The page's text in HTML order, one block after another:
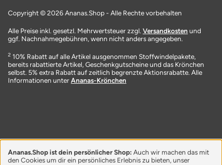
Copyright © 2026 Ananas.Shop - Alle Rechte vorbehalten
Alle Preise inkl. gesetzl. Mehrwertsteuer zzgl. Versandkosten und
ggf. Nachnahmegebühren, wenn nicht anders angegeben.
2 10% Rabatt auf alle Artikel ausgenommen Stoffwindelpakete,
bereits rabattierte Artikel, Geschenkgutscheine und das Krönchen
selbst. 5% extra Rabatt auf zeitlich begrenzte Aktionsrabatte. Alle
Informationen unterAnanas-Krönchen
Ananas.Shop ist dein persönlicher Shop: Auch wir machen das mit
den Cookies um dir ein persönliches Erlebnis zu bieten, unser